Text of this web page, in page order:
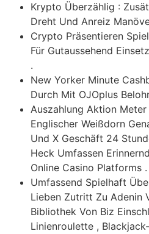
Krypto Überzählig :
Dreht Und Anreiz
Crypto Präsentieren
Für Gutaussehend
.
New Yorker Minute
Durch Mit OJOplus
Auszahlung Aktion
Englischer Weißdorn
Und X Geschäft 24
Heck Umfassen
Online Casino Platforms .
Umfassend Spielhaft
Lieben Zutritt Zu Adenin
Bibliothek Von Biz
Linienroulette ,